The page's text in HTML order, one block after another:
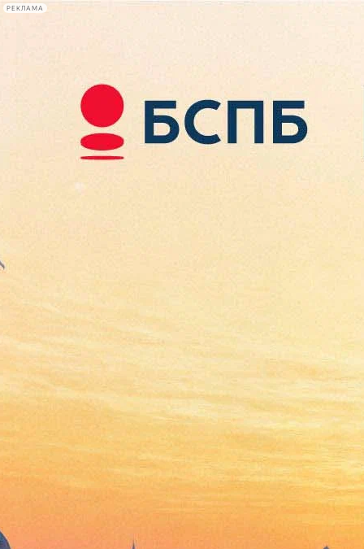
РЕКЛАМА
Сегодня:
2026.08.09
14:10
Афиша Plus
«Классика на Дворцовой»
признана «Лучшим
музыкальным событием»
Версия для печати